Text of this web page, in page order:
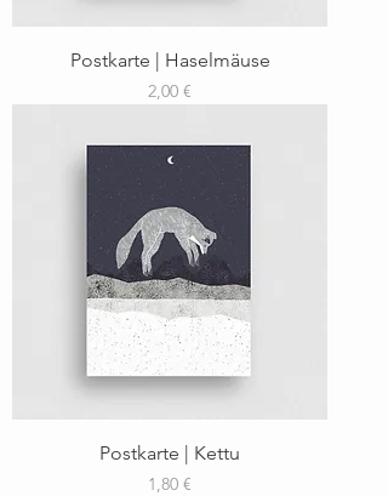
Postkarte | Haselmäuse
Preis
2,00 €
Postkarte | Kettu
Preis
1,80 €